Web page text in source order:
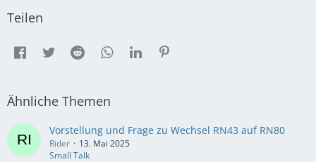
Teilen
Ähnliche Themen
Vorstellung und Frage zu Wechsel RN43 auf RN80
Rider
13. Mai 2025
Small Talk